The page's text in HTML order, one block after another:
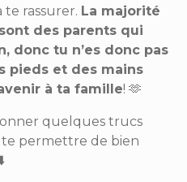
te rassurer. La majorité
des parents qui
donc tu n’es donc pas
pieds et des mains
à ta famille! 🫶
quelques trucs
permettre de bien